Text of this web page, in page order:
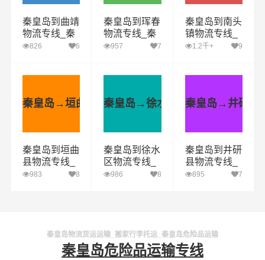
秦皇岛到曲靖
物流专线_秦
皇岛到曲靖货
826 6
秦皇岛到珲春
物流专线_秦
皇岛到珲春货
957 7
秦皇岛到南头
镇物流专线_
秦皇岛到南头
1.2千+ 9
秦皇岛→垣曲县
秦皇岛到垣曲
县物流专线_
秦皇岛到垣曲
983 8
秦皇岛→徐水区
秦皇岛到徐水
区物流专线_
秦皇岛到徐水
986 8
秦皇岛→井研县
秦皇岛到井研
县物流专线_
秦皇岛到井研
895 7
秦皇岛物流货运运输_搬家行李托运_秦皇岛危险品运输
秦皇岛危险品运输专线